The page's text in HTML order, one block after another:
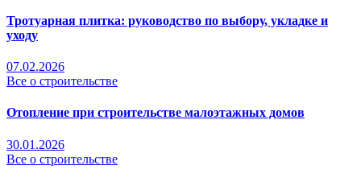
Тротуарная плитка: руководство по выбору, укладке и
уходу
07.02.2026
Все о строительстве
Отопление при строительстве малоэтажных домов
30.01.2026
Все о строительстве